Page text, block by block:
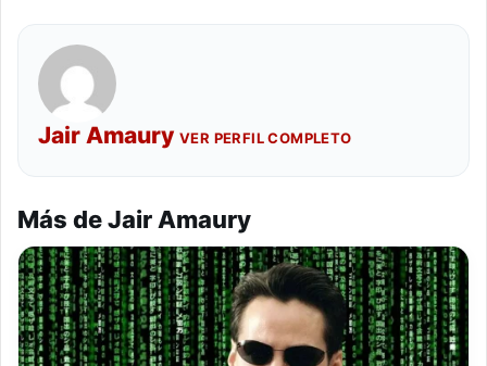
Jair Amaury VER PERFIL COMPLETO
Más de Jair Amaury